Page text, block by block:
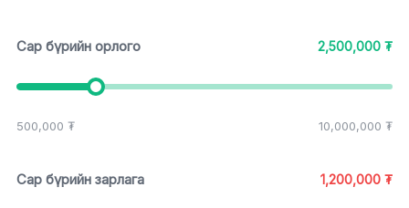
Сар бүрийн орлого 2,500,000 ₮
500,000 ₮ 10,000,000 ₮
Сар бүрийн зарлага 1,200,000 ₮